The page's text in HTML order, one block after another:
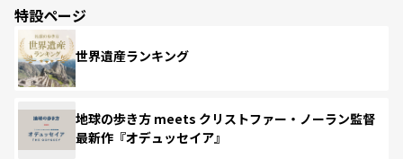
特設ページ
世界遺産ランキング
地球の歩き方 meets クリストファー・ノーラン監督
最新作『オデュッセイア』